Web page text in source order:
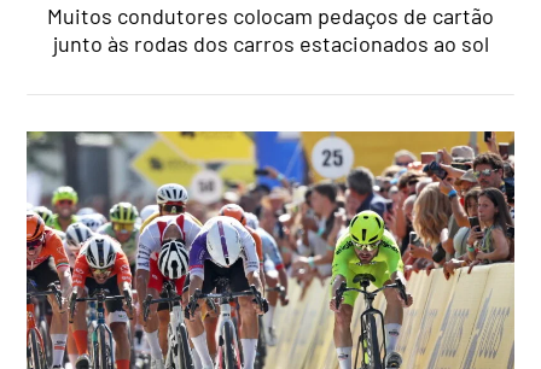
Muitos condutores colocam pedaços de cartão
junto às rodas dos carros estacionados ao sol